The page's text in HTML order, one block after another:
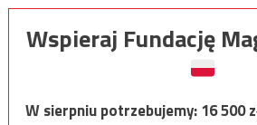
Wspieraj Fundację
W sierpniu potrzebujemy:16 500